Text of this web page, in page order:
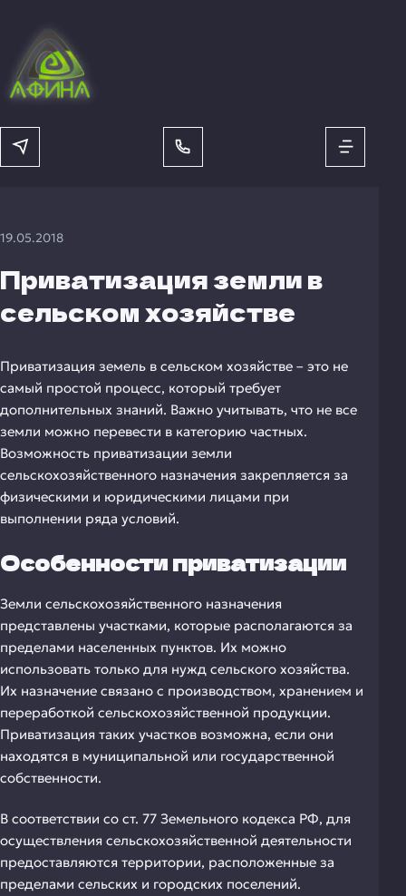
19.05.2018
Приватизация земли в
сельском хозяйстве
Приватизация земель в сельском хозяйстве – это не
самый простой процесс, который требует
дополнительных знаний. Важно учитывать, что не все
земли можно перевести в категорию частных.
Возможность приватизации земли
сельскохозяйственного назначения закрепляется за
физическими и юридическими лицами при
выполнении ряда условий.
Особенности приватизации
Земли сельскохозяйственного назначения
представлены участками, которые располагаются за
пределами населенных пунктов. Их можно
использовать только для нужд сельского хозяйства.
Их назначение связано с производством, хранением и
переработкой сельскохозяйственной продукции.
Приватизация таких участков возможна, если они
находятся в муниципальной или государственной
собственности.
В соответствии со ст. 77 Земельного кодекса РФ, для
осуществления сельскохозяйственной деятельности
предоставляются территории, расположенные за
пределами сельских и городских поселений.